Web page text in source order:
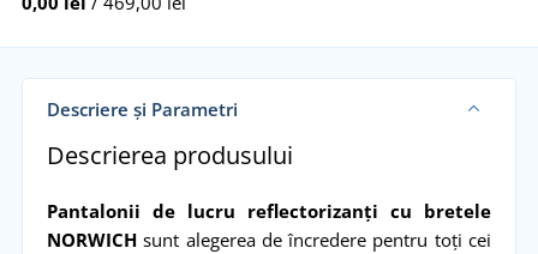
Descriere și Parametri
Descrierea produsului
Pantalonii de lucru reflectorizanți cu bretele
NORWICHsunt alegerea de încredere pentru toți cei